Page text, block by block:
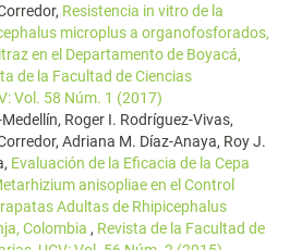
Resistencia in vitro de la
microplus a organofosforados,
en el Departamento de Boyacá,
de la Facultad de Ciencias
Vol. 58 Núm. 1 (2017)
Roger I. Rodríguez-Vivas,
Adriana M. Díaz-Anaya, Roy J.
Evaluación de la Eficacia de la Cepa
anisopliae en el Control
Adultas de Rhipicephalus
Colombia , Revista de la Facultad de